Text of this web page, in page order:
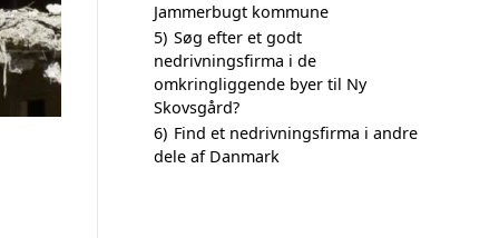
Jammerbugt kommune
5) Søg efter et godt
nedrivningsfirma i de
omkringliggende byer til Ny
Skovsgård?
6) Find et nedrivningsfirma i andre
dele af Danmark